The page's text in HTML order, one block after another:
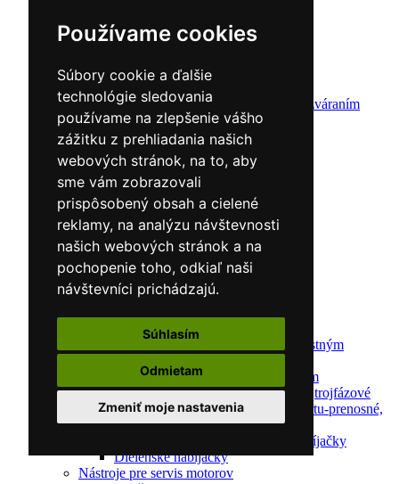
Používame cookies
Súbory cookie a ďalšie
technológie sledovania
používame na zlepšenie vášho
zážitku z prehliadania našich
webových stránok, na to, aby
sme vám zobrazovali
prispôsobený obsah a cielené
reklamy, na analýzu návštevnosti
našich webových stránok a na
pochopenie toho, odkiaľ naši
návštevníci prichádzajú.
Súhlasím
Odmietam
Zmeniť moje nastavenia
Zváracie masky
Zváracie káble
CNC rezacie stroje
Elektródy
Ochrana pred zváraním
Predohrev / Žíhanie
Polohovacie systémy
Indukčný ohrev
Auto náradie a vybavenie servisov
Lakernícke stojany
Nabíjačky a testery
Navijaky
Navijaky ručné
Navijaky elektrické
Reťazové kladkostroje
Náradie pre uloženie brzdového systému
Nástroje pre autookná
Automatické nabíjačky
Automatické nabíjačky s bezpečnostným
Nabíjačky/Štartéry s bezpečnostným
automatickým štartom-jednofázové,trojfázové
Dielenské nabíjačky s funkciou štartu-prenosné,
pojazdné
Mikroprocesorové automatické nabíjačky
Dielenské nabíjačky
Nástroje pre servis motorov